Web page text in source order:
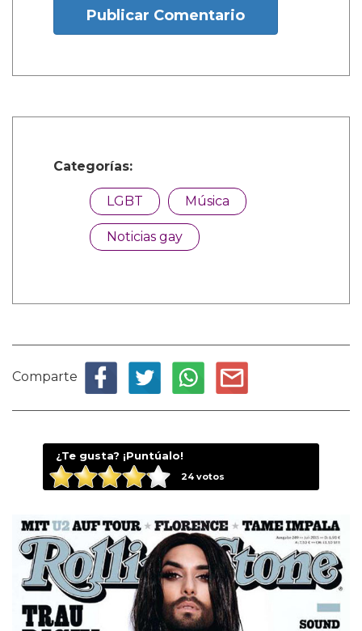
Publicar Comentario
Categorías:
LGBT Música
Noticias gay
Comparte
¿Te gusta? ¡Puntúalo!
24votos